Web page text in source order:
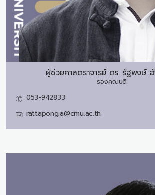
ผู้ช่วยศาสตราจารย์ ดร. รัฐพงษ์
รองคณบดี
053-942833
rattapong.a@cmu.ac.th